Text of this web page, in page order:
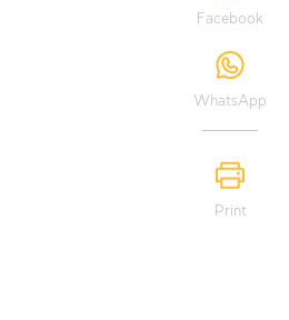
Facebook
WhatsApp
Print